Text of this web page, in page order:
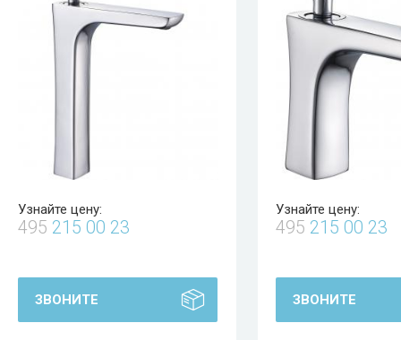
Узнайте цену:
495 215 00 23
ЗВОНИТЕ
Узнайте цену:
495 215 00 23
ЗВОНИТЕ